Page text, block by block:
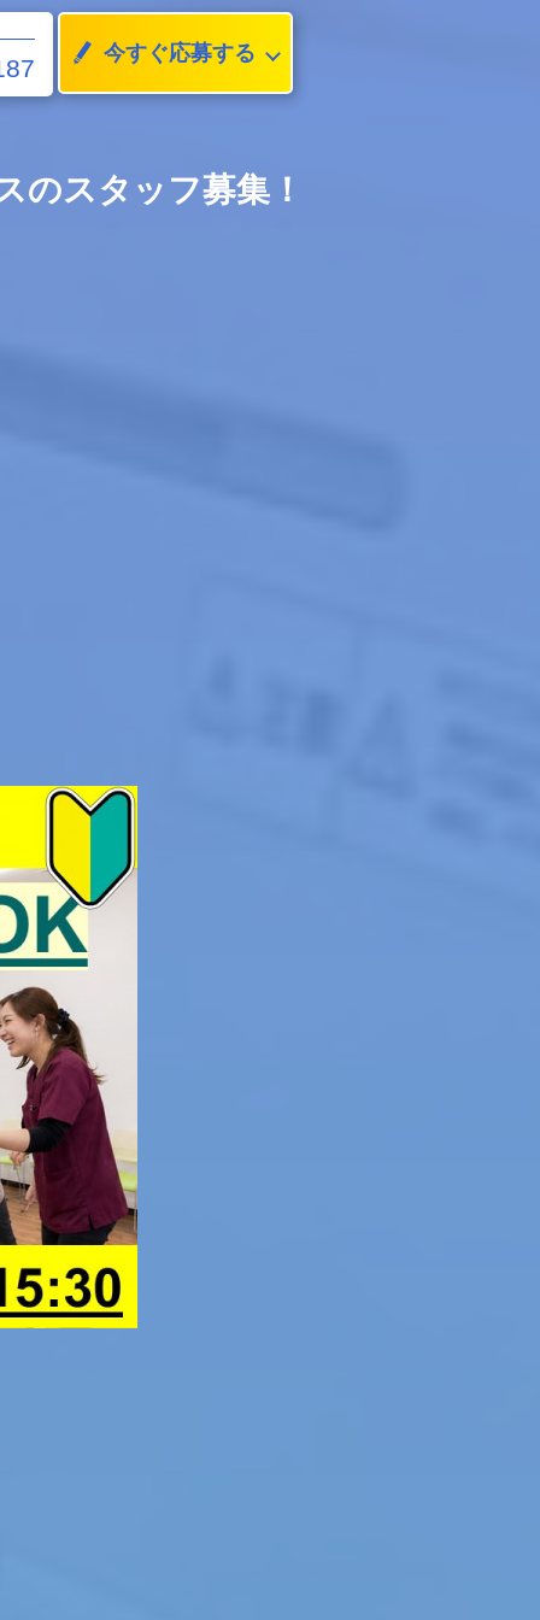
今すぐ応募する
のスタッフ募集！